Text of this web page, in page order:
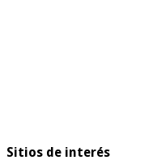
Sitios de interés